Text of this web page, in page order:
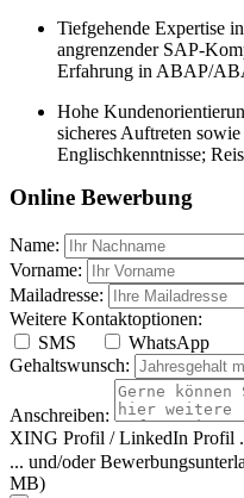
Tiefgehende Expertise
angrenzender SAP-
Erfahrung in ABAP/
Hohe
sicheres Auftreten
Englischkenntnisse;
Online Bewerbung
Name:
Vorname:
Mailadresse:
Weitere Kontaktoptionen:
SMS
WhatsApp
Gehaltswunsch:
Anschreiben:
XING Profil / LinkedIn Profil
... und/oder
MB)